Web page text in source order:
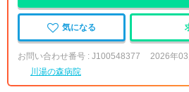
気になる
お問い合わせ番号 : J100548377
2026年
川湯の森病院